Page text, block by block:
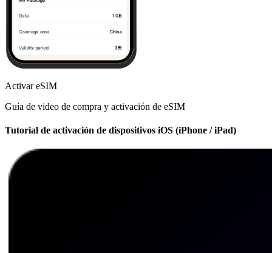
Activar eSIM
Guía de video de compra y activación de eSIM
Tutorial de activación de dispositivos iOS (iPhone / iPad)